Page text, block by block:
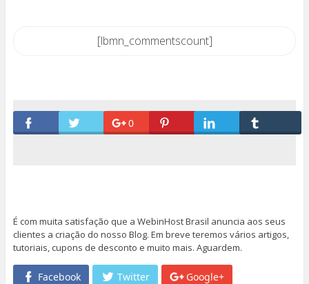
[lbmn_commentscount]
0
É com muita satisfação que a WebinHost Brasil anuncia aos seus
clientes a criação do nosso Blog. Em breve teremos vários artigos,
tutoriais, cupons de desconto e muito mais. Aguardem.
Facebook Twitter
Google+